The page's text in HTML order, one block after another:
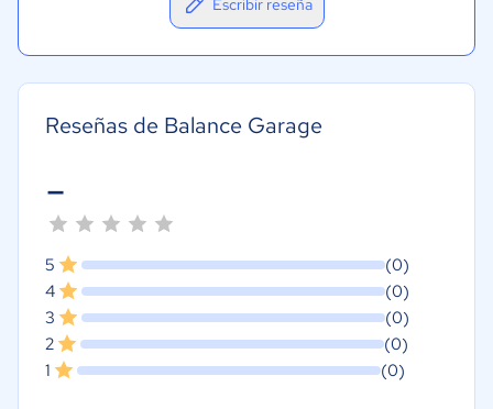
Escribir reseña
Reseñas de Balance Garage
-
5
(0)
4
(0)
3
(0)
2
(0)
1
(0)